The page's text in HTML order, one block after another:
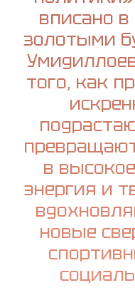
вписано
золотыми
того, как
в
энергия и
новые